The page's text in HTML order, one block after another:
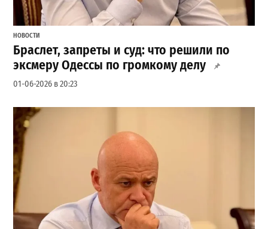
НОВОСТИ
Браслет, запреты и суд: что решили по
эксмеру Одессы по громкому делу
01-06-2026 в 20:23